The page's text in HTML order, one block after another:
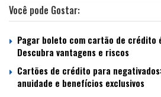
Você pode Gostar:
Pagar boleto com cartão de crédito
Descubra vantagens e riscos
Cartões de crédito para
anuidade e benefícios exclusivos